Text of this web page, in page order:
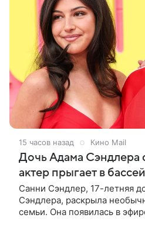
15 часов назад Кино Mail
Дочь Адама Сэндлера
актер прыгает в
Санни Сэндлер, 17-летняя
Сэндлера, раскрыла
семьи. Она появилась в